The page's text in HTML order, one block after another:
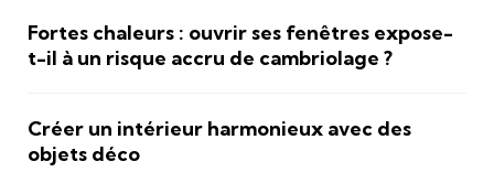
Fortes chaleurs : ouvrir ses fenêtres expose-
t-il à un risque accru de cambriolage ?
Créer un intérieur harmonieux avec des
objets déco